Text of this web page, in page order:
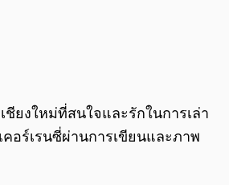
ยงใหม่ที่สนใจและรักในการเล่า
คอร์เรนซี่ผ่านการเขียนและภาพ